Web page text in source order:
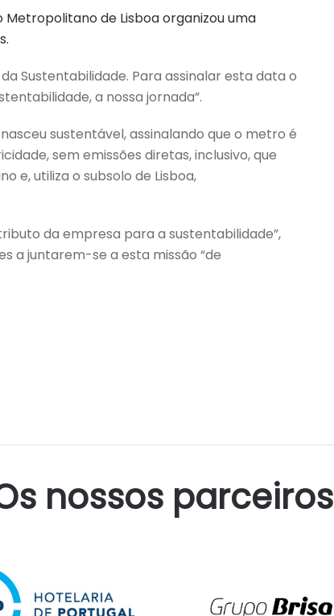
Metropolitano de Lisboa organizou uma
Sustentabilidade. Para assinalar esta data o
a nossa jornada”.
sustentável, assinalando que o metro é
sem emissões diretas, inclusivo, que
e, utiliza o subsolo de Lisboa,
da empresa para a sustentabilidade”,
a juntarem-se a esta missão “de
nossos parceiros